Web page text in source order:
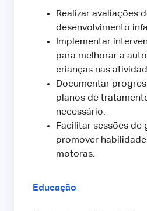
Realizar avaliações
desenvolvimento
Implementar
para melhorar a
crianças nas
Documentar
planos de
necessário.
Facilitar sessões de
promover
motoras.
Educação